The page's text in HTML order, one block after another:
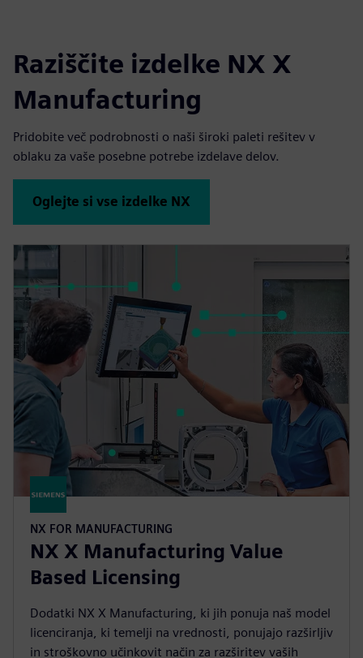
Raziščite izdelke NX X
Manufacturing
Pridobite več podrobnosti o naši široki paleti rešitev v
oblaku za vaše posebne potrebe izdelave delov.
Oglejte si vse izdelke NX
NX FOR MANUFACTURING
NX X Manufacturing Value
Based Licensing
Dodatki NX X Manufacturing, ki jih ponuja naš model
licenciranja, ki temelji na vrednosti, ponujajo razširljiv
in stroškovno učinkovit način za razširitev vaših